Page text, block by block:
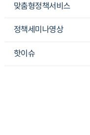
맞춤형정책서비스
정책세미나영상
핫이슈